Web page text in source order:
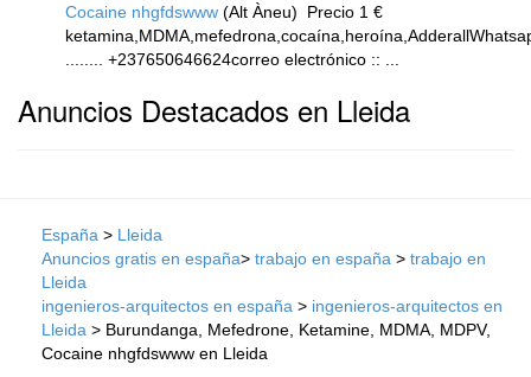
Cocaine nhgfdswww (Alt Àneu)
Precio 1 €
........ +237650646624correo electrónico :: ...
Anuncios Destacados en Lleida
España > Lleida
Anuncios gratis en españa> trabajo en españa > trabajo en
Lleida
ingenieros-arquitectos en españa > ingenieros-arquitectos en
Lleida > Burundanga, Mefedrone, Ketamine, MDMA, MDPV,
Cocaine nhgfdswww en Lleida